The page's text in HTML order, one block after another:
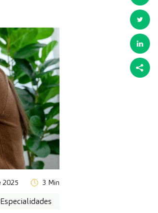
2025 3 Min
Especialidades